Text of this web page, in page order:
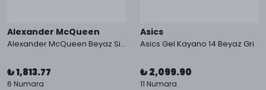
Alexander McQueen
Alexander McQueen Beyaz Siyah Şeffaf
₺ 1,813.77
6 Numara
Asics
Asics Gel Kayano 14 Beyaz Gri
₺ 2,099.90
11 Numara